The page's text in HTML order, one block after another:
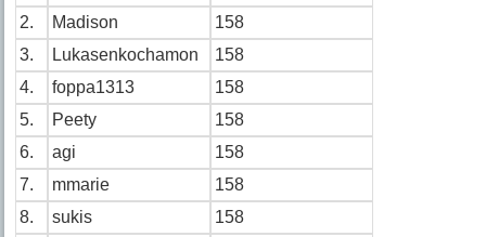
2.
Madison
158
3.
Lukasenkochamon
158
4.
foppa1313
158
5.
Peety
158
6.
agi
158
7.
mmarie
158
8.
sukis
158